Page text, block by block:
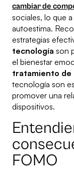
cambiar de
sociales, lo que
autoestima.
estrategias
tecnología son
el bienestar
tratamiento de
tecnología son
promover una
dispositivos.
FOMO